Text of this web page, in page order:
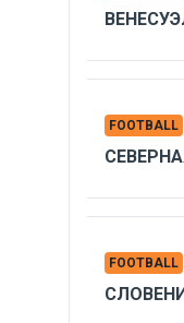
FOOTBALL
FOOTBALL